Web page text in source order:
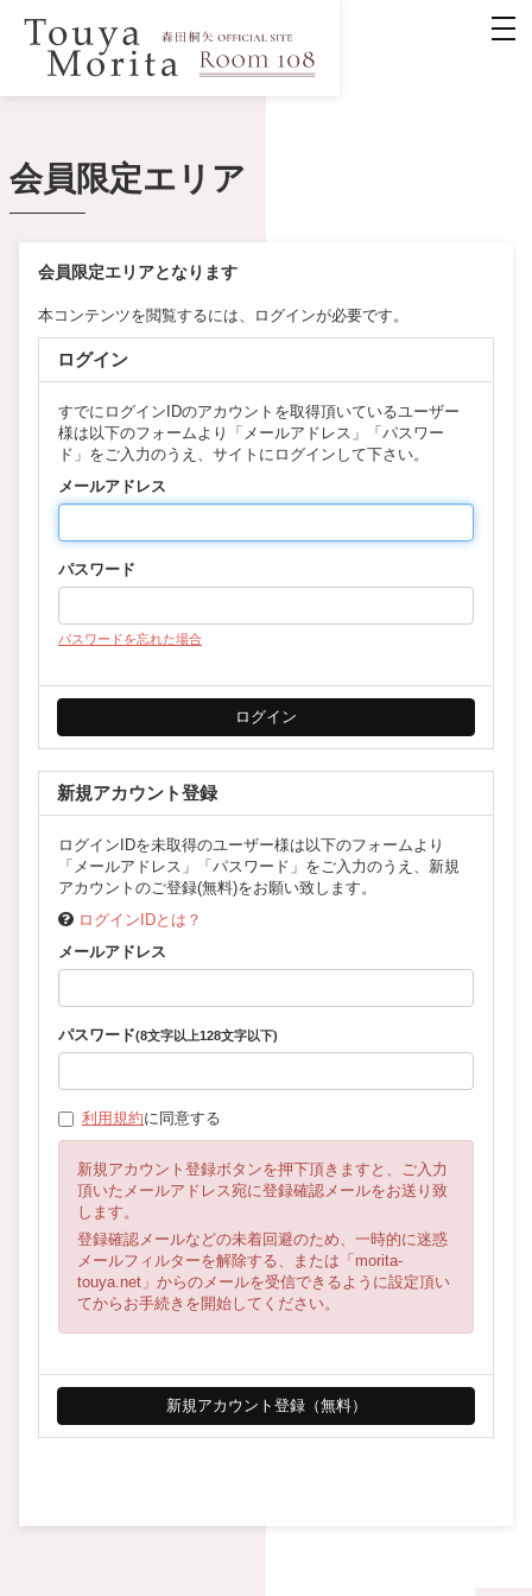
会員限定エリア
会員限定エリアとなります
本コンテンツを閲覧するには、ログインが必要です。
ログイン
すでにログインIDのアカウントを取得頂いているユーザー
様は以下のフォームより「メールアドレス」「パスワー
ド」をご入力のうえ、サイトにログインして下さい。
メールアドレス
パスワード
パスワードを忘れた場合
新規アカウント登録
ログインIDを未取得のユーザー様は以下のフォームより
「メールアドレス」「パスワード」をご入力のうえ、新規
アカウントのご登録(無料)をお願い致します。
ログインIDとは？
メールアドレス
パスワード(8文字以上128文字以下)
利用規約に同意する
新規アカウント登録ボタンを押下頂きますと、ご入力
頂いたメールアドレス宛に登録確認メールをお送り致
します。
登録確認メールなどの未着回避のため、一時的に迷惑
メールフィルターを解除する、または「morita-
touya.net」からのメールを受信できるように設定頂い
てからお手続きを開始してください。